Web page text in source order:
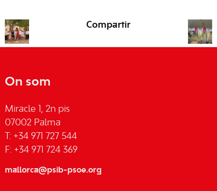
Compartir
On som
Miracle 1, 2n pis
07002 Palma
T: +34 971 727 544
F: +34 971 724 369
mallorca@psib-psoe.org